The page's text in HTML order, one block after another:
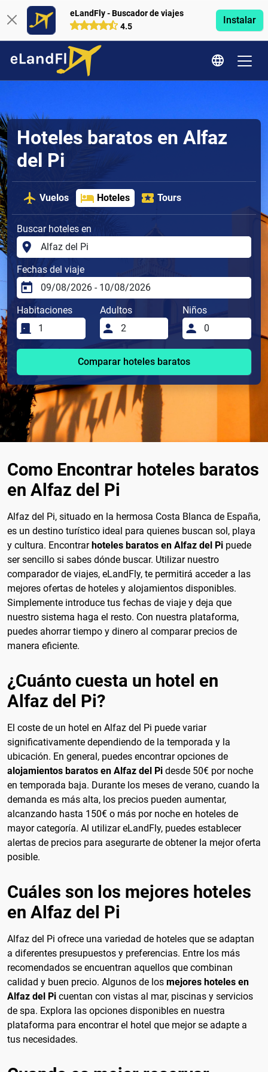
eLandFly - Buscador de viajes
4.5
Instalar
Hoteles baratos en Alfaz
del Pi
Vuelos Hoteles Tours
Buscar hoteles en
Fechas del viaje
Habitaciones Adultos Niños
Comparar hoteles baratos
Como Encontrar hoteles baratos
en Alfaz del Pi
Alfaz del Pi, situado en la hermosa Costa Blanca de España,
es un destino turístico ideal para quienes buscan sol, playa
y cultura. Encontrar hoteles baratos en Alfaz del Pi puede
ser sencillo si sabes dónde buscar. Utilizar nuestro
comparador de viajes, eLandFly, te permitirá acceder a las
mejores ofertas de hoteles y alojamientos disponibles.
Simplemente introduce tus fechas de viaje y deja que
nuestro sistema haga el resto. Con nuestra plataforma,
puedes ahorrar tiempo y dinero al comparar precios de
manera eficiente.
¿Cuánto cuesta un hotel en
Alfaz del Pi?
El coste de un hotel en Alfaz del Pi puede variar
significativamente dependiendo de la temporada y la
ubicación. En general, puedes encontrar opciones de
alojamientos baratos en Alfaz del Pi desde 50€ por noche
en temporada baja. Durante los meses de verano, cuando la
demanda es más alta, los precios pueden aumentar,
alcanzando hasta 150€ o más por noche en hoteles de
mayor categoría. Al utilizar eLandFly, puedes establecer
alertas de precios para asegurarte de obtener la mejor oferta
posible.
Cuáles son los mejores hoteles
en Alfaz del Pi
Alfaz del Pi ofrece una variedad de hoteles que se adaptan
a diferentes presupuestos y preferencias. Entre los más
recomendados se encuentran aquellos que combinan
calidad y buen precio. Algunos de los mejores hoteles en
Alfaz del Pi cuentan con vistas al mar, piscinas y servicios
de spa. Explora las opciones disponibles en nuestra
plataforma para encontrar el hotel que mejor se adapte a
tus necesidades.